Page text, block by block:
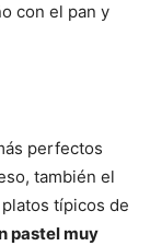
con el pan y
perfectos
también el
típicos de
pastel muy